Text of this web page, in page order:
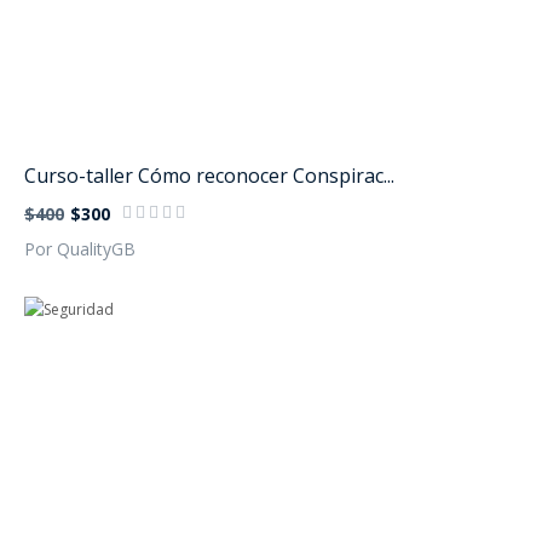
Curso-taller Cómo reconocer Conspirac...
$400 $300
Por QualityGB